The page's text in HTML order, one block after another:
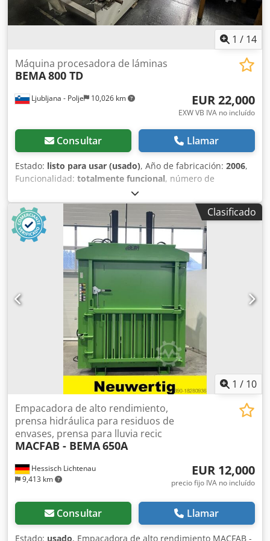
1 / 14
Ljubljana - Polje 10,026 km
Máquina procesadora de láminas
BEMA800 TD
EUR 22,000
EXW VB IVA no incluído
Consultar Llamar
Estado: listo para usar (usado), Año de fabricación: 2006,
Funcionalidad: totalmente funcional, número de
, ancho total:
total:5,800 mm, altura total:1,600 mm, tipo de corriente
de entrada:
trifásico
, BEMA S.r.l. 800 td Máquina en buen
estado de funcionamiento, diseñada para fabricar bolsas
para congelador y bolsas con cierre hermético (tipo ZIP).
Para obtener más información, póngase en contacto con
nosotros. Dodpfozgb Akjx Aagock
Clasificado
1 / 10
Hessisch Lichtenau
9,413 km
Empacadora de alto rendimiento,
prensa hidráulica para residuos de
envases, prensa para lluvia recic
MACFAB - BEMA650A
EUR 12,000
precio fijo IVA no incluído
Consultar Llamar
Estado: usado, Empacadora de alto rendimiento MACFAB -